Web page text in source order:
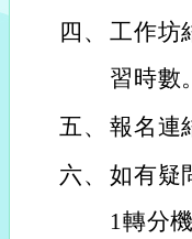
四、 工作坊
習時數。
五、 報名連
六、 如有疑
1轉分